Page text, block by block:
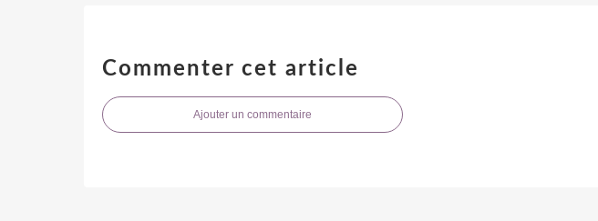
Commenter cet article
Ajouter un commentaire